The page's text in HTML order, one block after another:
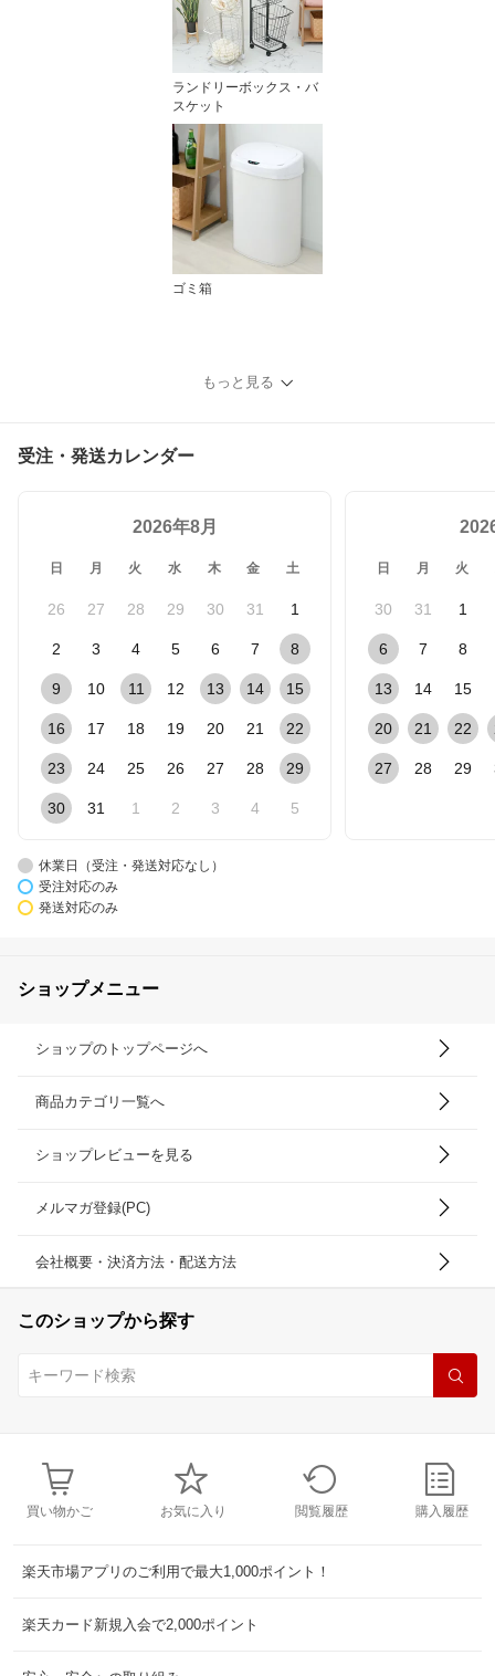
ランドリーボックス・バ
スケット
ゴミ箱
もっと見る
受注・発送カレンダー
2026年8月
日 月 火 水 木 金 土
26 27 28 29 30 31 1
2 3 4 5 6 7 8
9 10 11 12 13 14 15
16 17 18 19 20 21 22
23 24 25 26 27 28 29
30 31 1 2 3 4 5
日 月 火
30 31 1
6 7 8
13 14 15
20 21 22
27 28 29
休業日（受注・発送対応なし）
受注対応のみ
発送対応のみ
ショップメニュー
ショップのトップページへ
商品カテゴリ一覧へ
ショップレビューを見る
メルマガ登録(PC)
会社概要・決済方法・配送方法
このショップから探す
買い物かご お気に入り 閲覧履歴 購入履歴
楽天市場アプリのご利用で最大1,000ポイント！
楽天カード新規入会で2,000ポイント